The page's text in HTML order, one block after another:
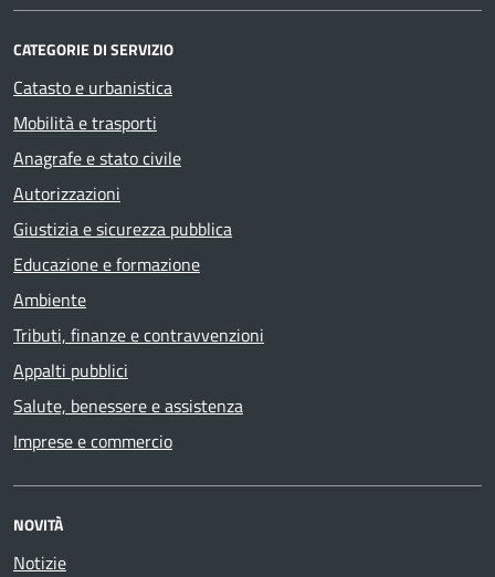
CATEGORIE DI SERVIZIO
Catasto e urbanistica
Mobilità e trasporti
Anagrafe e stato civile
Autorizzazioni
Giustizia e sicurezza pubblica
Educazione e formazione
Ambiente
Tributi, finanze e contravvenzioni
Appalti pubblici
Salute, benessere e assistenza
Imprese e commercio
NOVITÀ
Notizie